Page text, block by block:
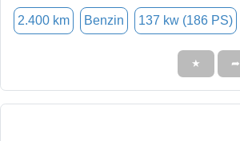
2.400 km Benzin 137 kw (186 PS)
★ ➦